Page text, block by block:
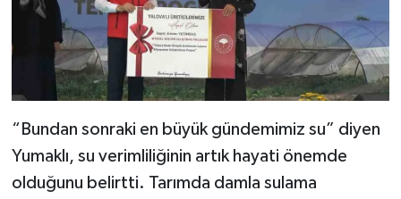
“Bundan sonraki en büyük gündemimiz su” diyen
Yumaklı, su verimliliğinin artık hayati önemde
olduğunu belirtti. Tarımda damla sulama